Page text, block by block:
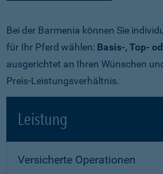
Bei der Barmenia können Sie
für Ihr Pferd wählen: Basis-, Top-
ausgerichtet an Ihren Wünschen
Preis-Leistungsverhältnis.
Leistung
Versicherte Operationen